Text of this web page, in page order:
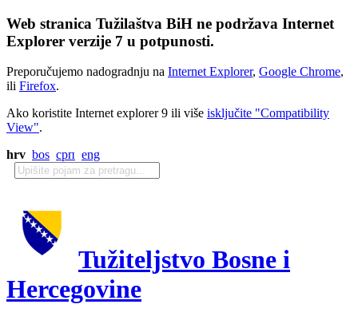
Web stranica Tužilaštva BiH ne podržava Internet
Explorer verzije 7 u potpunosti.
Preporučujemo nadogradnju na Internet Explorer, Google Chrome,
ili Firefox.
Ako koristite Internet explorer 9 ili više isključite "Compatibility
View".
hrv bos срп eng
Tužiteljstvo Bosne i
Hercegovine